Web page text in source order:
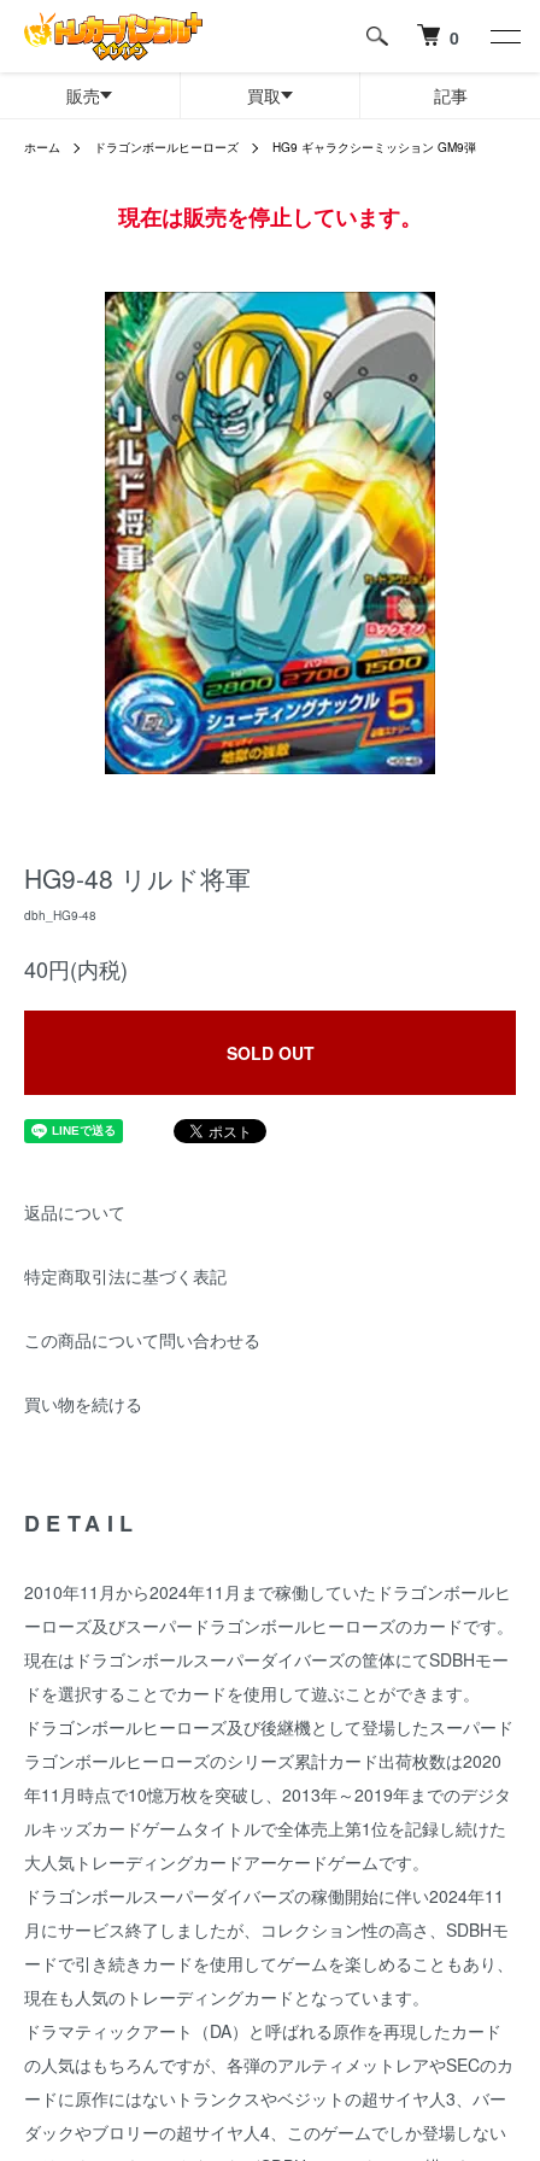
0
販売 買取 記事
ホーム ドラゴンボールヒーローズ HG9 ギャラクシーミッション GM9弾
現在は販売を停止しています。
HG9-48 リルド将軍
dbh_HG9-48
40円(内税)
SOLD OUT
返品について
特定商取引法に基づく表記
この商品について問い合わせる
買い物を続ける
DETAIL
2010年11月から2024年11月まで稼働していたドラゴンボールヒ
ーローズ及びスーパードラゴンボールヒーローズのカードです。
現在はドラゴンボールスーパーダイバーズの筐体にてSDBHモー
ドを選択することでカードを使用して遊ぶことができます。
ドラゴンボールヒーローズ及び後継機として登場したスーパード
ラゴンボールヒーローズのシリーズ累計カード出荷枚数は2020
年11月時点で10憶万枚を突破し、2013年～2019年までのデジタ
ルキッズカードゲームタイトルで全体売上第1位を記録し続けた
大人気トレーディングカードアーケードゲームです。
ドラゴンボールスーパーダイバーズの稼働開始に伴い2024年11
月にサービス終了しましたが、コレクション性の高さ、SDBHモ
ードで引き続きカードを使用してゲームを楽しめることもあり、
現在も人気のトレーディングカードとなっています。
ドラマティックアート（DA）と呼ばれる原作を再現したカード
の人気はもちろんですが、各弾のアルティメットレアやSECのカ
ードに原作にはないトランクスやベジットの超サイヤ人3、バー
ダックやブロリーの超サイヤ人4、このゲームでしか登場しない